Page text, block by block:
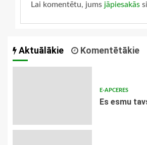
Lai komentētu, jums jāpiesakās
Aktuālākie Komentētākie
E-APCERES
Es esmu